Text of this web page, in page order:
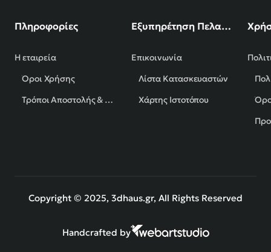
Πληροφορίες
Η εταιρεία
Όροι Χρήσης
Τρόποι Αποστολής & Πληρωμής
Εξυπηρέτηση Πελατών
Επικοινωνία
Λίστα Κατασκευαστών
Χάρτης Ιστοτόπου
Copyright © 2025, 3dhaus.gr, All Rights Reserved
Handcrafted by